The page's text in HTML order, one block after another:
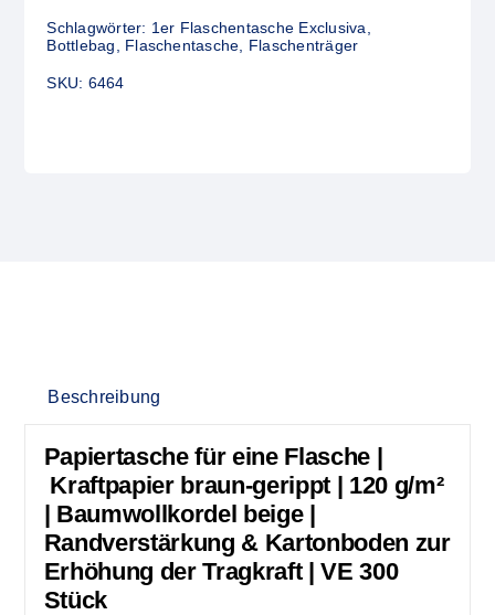
Schlagwörter: 1er Flaschentasche Exclusiva
Bottlebag
Flaschentasche Flaschenträger
SKU: 6464
Beschreibung
Papiertasche für eine Flasche |
Kraftpapier braun-gerippt | 120 g/m²
| Baumwollkordel beige |
Randverstärkung & Kartonboden zur
Erhöhung der Tragkraft | VE 300
Stück